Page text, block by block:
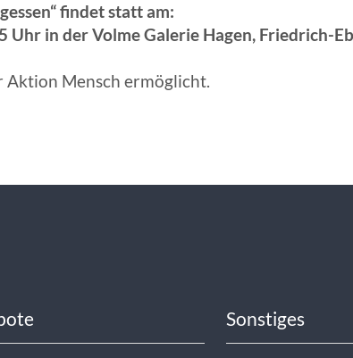
findet statt am:
Uhr in der Volme Galerie Hagen, Friedrich-
Mensch ermöglicht.
Sonstiges